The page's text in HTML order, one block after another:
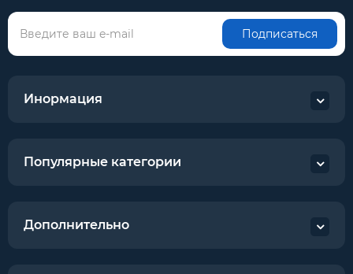
Подписаться
Инормация
Популярные категории
Дополнительно